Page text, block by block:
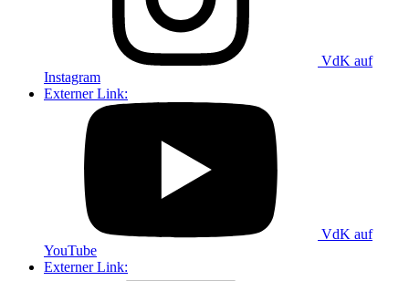
VdK auf
Instagram
Externer Link:
VdK auf
YouTube
Externer Link: